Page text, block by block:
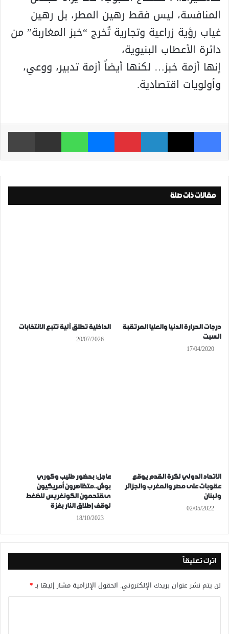
المنافسة، ليس فقط رهين المطر، بل رهين
غياب رؤية زراعية وتجارية تُخرج “خبز المغاربة” من
دائرة الأعطاب البنيوية،
إنها أزمة خبز… لكنها أيضاً أزمة تدبير، ووعي،
وأولويات اقتصادية.
فيسبوك ‫X لينكدإن بينتيريست ماسنجر واتساب مشاركة عبر البريد
مقالات ذات صلة
درجات الحرارة الدنيا والعليا المرتقبة
السبت
17/04/2020
الداخلية تطلق آلية تتبع الانتخابات
20/07/2026
الاتحاد الدولي لكرة القدم يوقع
عقوبات على مصر والمغرب والجزائر
ولبنان
02/05/2022
عاجل: بحضور طليب وكوري
بوش..متظاهرون أمريكيون
ىقتحمون الكونغريس للضغط
لوقف إطلاق النار بغزة
18/10/2023
اترك تعليقاً
لن يتم نشر عنوان بريدك الإلكتروني. الحقول الإلزامية مشار إليها بـ*